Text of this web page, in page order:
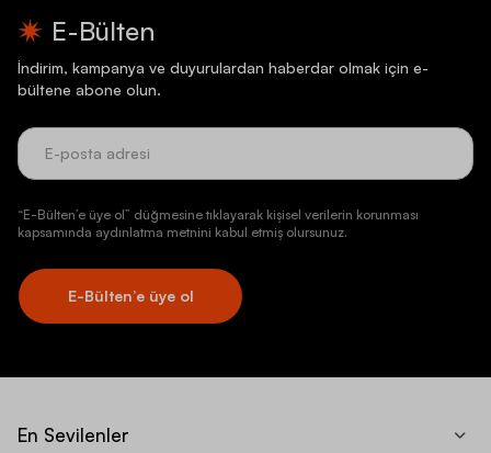
E-Bülten
İndirim, kampanya ve duyurulardan haberdar olmak için e-
bültene abone olun.
“E-Bülten’e üye ol” düğmesine tıklayarak kişisel verilerin korunması
kapsamında aydınlatma metnini kabul etmiş olursunuz.
E-Bülten’e üye ol
En Sevilenler